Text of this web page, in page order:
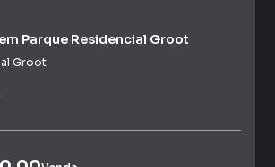
Parque Residencial Groot
Groot